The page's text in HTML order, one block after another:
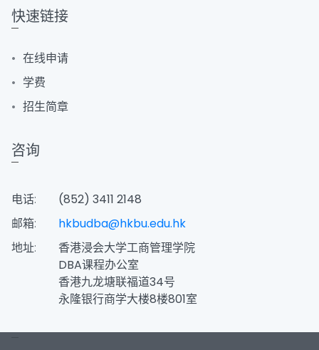
快速链接
在线申请
学费
招生简章
咨询
电话:
(852) 3411 2148
邮箱:
hkbudba@hkbu.edu.hk
地址:
香港浸会大学工商管理学院
DBA课程办公室
香港九龙塘联福道34号
永隆银行商学大楼8楼801室